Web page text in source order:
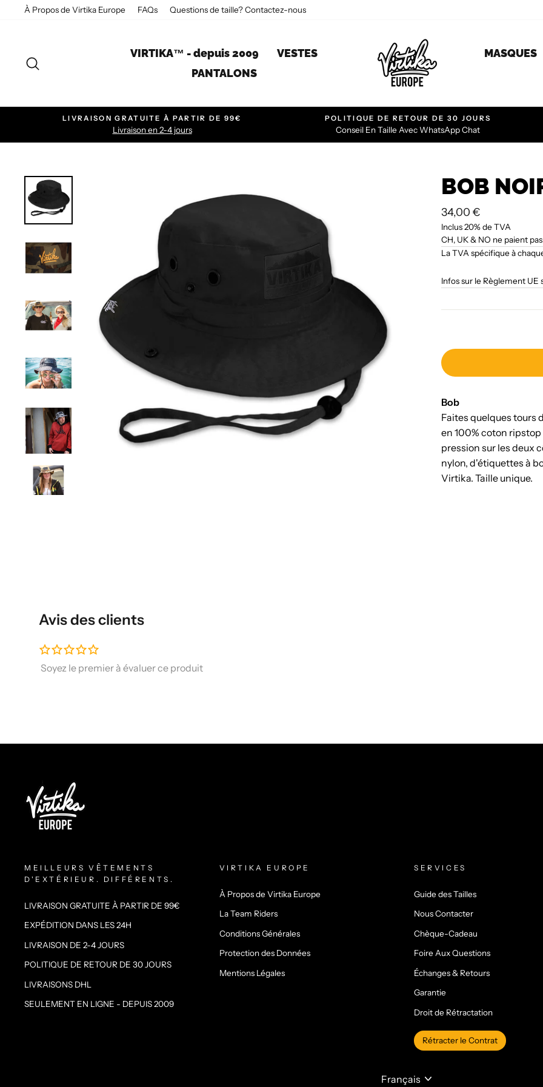
PasserÀ Propos de Virtika Europe FAQs Questions de taille? Contactez-nous
VIRTIKA™ - depuis 2009
VESTES
PANTALONS
MASQUES
LIVRAISON GRATUITE À PARTIR DE 99€
Livraison en 2-4 jours
POLITIQUE DE RETOUR DE 30 JOURS
Conseil En Taille Avec WhatsApp Chat
BOB
Prix
régulier
34,00 €
Inclus 20% de TVA
CH, UK & NO ne paient
La TVA spécifique à
Infos sur le Règlement UE
Bob
Faites quelques tours
en 100% coton
pression sur les deux
nylon, d'étiquettes à
Virtika. Taille unique.
Avis des clients
MEILLEURS VÊTEMENTS
D'EXTÉRIEUR. DIFFÉRENTS.
LIVRAISON GRATUITE À PARTIR DE 99€
EXPÉDITION DANS LES 24H
LIVRAISON DE 2-4 JOURS
POLITIQUE DE RETOUR DE 30 JOURS
LIVRAISONS DHL
SEULEMENT EN LIGNE - DEPUIS 2009
VIRTIKA EUROPE
À Propos de Virtika Europe
La Team Riders
Conditions Générales
Protection des Données
Mentions Légales
SERVICES
Guide des Tailles
Nous Contacter
Chèque-Cadeau
Foire Aux Questions
Échanges & Retours
Garantie
Droit de Rétractation
Rétracter le Contrat
LANGUE
Français